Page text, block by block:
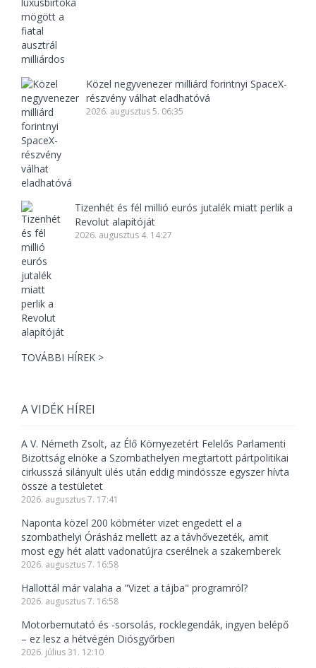
Közel negyvenezer milliárd forintnyi SpaceX-
részvény válhat eladhatóvá
2026. augusztus 5. 06:35
Tizenhét és fél millió eurós jutalék miatt perlik a
Revolut alapítóját
2026. augusztus 4. 14:27
TOVÁBBI HÍREK >
A VIDÉK HÍREI
A V. Németh Zsolt, az Élő Környezetért Felelős Parlamenti
Bizottság elnöke a Szombathelyen megtartott pártpolitikai
cirkusszá silányult ülés után eddig mindössze egyszer hívta
össze a testületet
2026. augusztus 7. 17:41
Naponta közel 200 köbméter vizet engedett el a
szombathelyi Órásház mellett az a távhővezeték, amit
most egy hét alatt vadonatújra cserélnek a szakemberek
2026. augusztus 7. 16:58
Hallottál már valaha a "Vizet a tájba" programról?
2026. augusztus 7. 16:58
Motorbemutató és -sorsolás, rocklegendák, ingyen belépő
– ez lesz a hétvégén Diósgyőrben
2026. július 31. 12:10